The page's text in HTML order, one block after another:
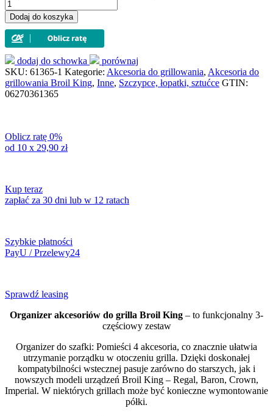
Organizer
akcesoriów
do
grilla
Broil
King
(61365)
Dodaj do koszyka
dodaj do schowka
porównaj
SKU: 61365-1 Kategorie: Akcesoria do grillowania, Akcesoria do
grillowania Broil King, Inne, Szczypce, łopatki, sztućce GTIN:
06270361365
Oblicz ratę 0%
od 10 x 29,90 zł
Kup teraz
zapłać za 30 dni lub w 12 ratach
Szybkie płatności
PayU / Przelewy24
Sprawdź leasing
Organizer akcesoriów do grilla Broil King – to funkcjonalny 3-
częściowy zestaw
Organizer do szafki: Pomieści 4 akcesoria, co znacznie ułatwia
utrzymanie porządku w otoczeniu grilla. Dzięki doskonałej
kompatybilności wstecznej pasuje zarówno do starszych, jak i
nowszych modeli urządzeń Broil King – Regal, Baron, Crown,
Imperial. W niektórych grillach może być konieczne wymontowanie
półki.